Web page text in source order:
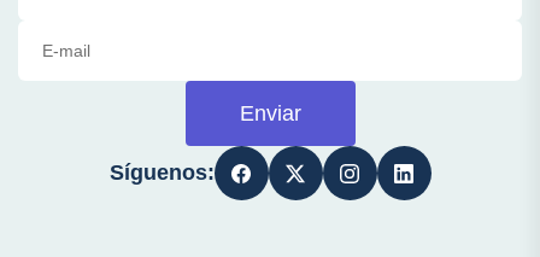
Enviar
Síguenos: